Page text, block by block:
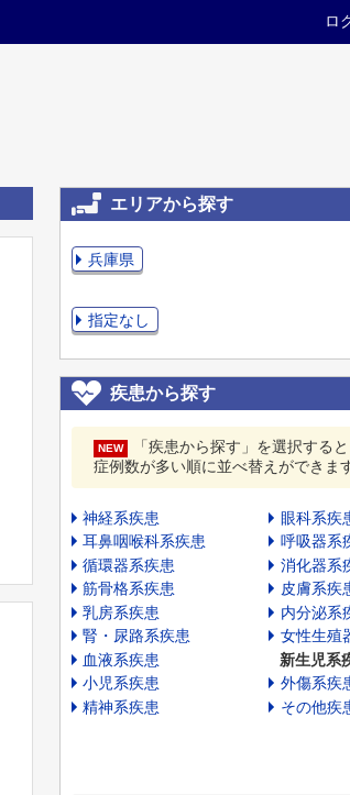
ロ
エリアから探す
兵庫県
指定なし
疾患から探す
NEW
「疾患から探す」を選択する
症例数が多い順に並べ替えができます
神経系疾患
眼科系疾
耳鼻咽喉科系疾患
呼吸器系
循環器系疾患
消化器系
筋骨格系疾患
皮膚系疾
乳房系疾患
内分泌系
腎・尿路系疾患
女性生殖
血液系疾患
新生児系
小児系疾患
外傷系疾
精神系疾患
その他疾